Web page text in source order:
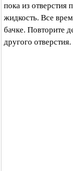
пока из отверстия
жидкость. Все
бачке. Повторите
другого отверстия.